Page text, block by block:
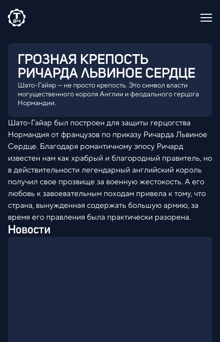
ГРОЗНАЯ КРЕПОСТЬ
РИЧАРДА ЛЬВИНОЕ СЕРДЦЕ
Шато-Гайяр — не просто крепость. Это символ власти
могущественного короля Англии и феодального герцога
Нормандии.
Шато-Гайар был построен для защиты герцогства
Нормандия от французов по приказу Ричарда Львиное
Сердце. Благодаря романтичному эпосу Ричард
известен нам как храбрый и благородный правитель, но
в действительности легендарный английский король
получил свое прозвище за военную жестокость. А его
любовь к завоевательным походам привела к тому, что
страна, вынужденная содержать большую армию, за
время его правления была практически разорена.
Новости